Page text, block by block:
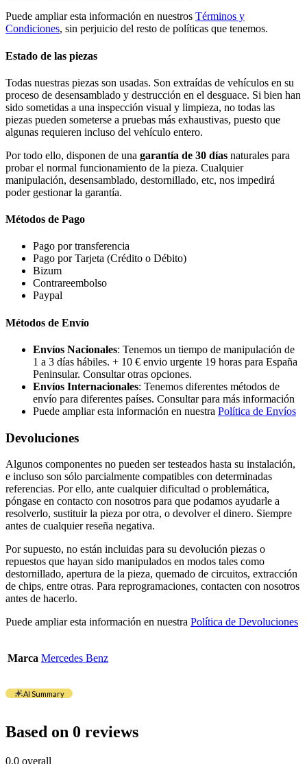
Puede ampliar esta información en nuestros Términos y
Condiciones, sin perjuicio del resto de políticas que tenemos.
Estado de las piezas
Todas nuestras piezas son usadas. Son extraídas de vehículos en su
proceso de desensamblado y destrucción en el desguace. Si bien han
sido sometidas a una inspección visual y limpieza, no todas las
piezas pueden someterse a pruebas más exhaustivas, puesto que
algunas requieren incluso del vehículo entero.
Por todo ello, disponen de una garantía de 30 días naturales para
probar el normal funcionamiento de la pieza. Cualquier
manipulación, desensamblado, destornillado, etc, nos impedirá
poder gestionar la garantía.
Métodos de Pago
Pago por transferencia
Pago por Tarjeta (Crédito o Débito)
Bizum
Contrareembolso
Paypal
Métodos de Envío
Envíos Nacionales: Tenemos un tiempo de manipulación de
1 a 3 días hábiles. + 10 € envio urgente 19 horas para España
Peninsular. Consultar otras opciones.
Envíos Internacionales: Tenemos diferentes métodos de
envío para diferentes países. Consultar para más información
Puede ampliar esta información en nuestra Política de Envíos
Devoluciones
Algunos componentes no pueden ser testeados hasta su instalación,
e incluso son sólo parcialmente compatibles con determinadas
referencias. Por ello, ante cualquier dificultad o problemática,
póngase en contacto con nosotros para que podamos ayudarle a
resolverlo, sustituir la pieza por otra, o devolver el dinero. Siempre
antes de cualquier reseña negativa.
Por supuesto, no están incluidas para su devolución piezas o
repuestos que hayan sido manipulados en modos tales como
destornillado, apertura de la pieza, quemado de circuitos, extracción
de chips, entre otras. Para reprogramaciones, contacten con nosotros
antes de hacerlo.
Puede ampliar esta información en nuestra Política de Devoluciones
Marca Mercedes Benz
AI Summary
Based on 0 reviews
0.0 overall